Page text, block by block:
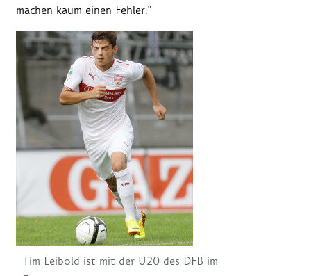
machen kaum einen Fehler."
Tim Leibold ist mit der U20 des DFB im